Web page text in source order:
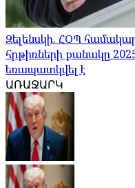
Զելենսկի. ՀՕՊ
հրթիռների քանակը
եռապատկվել է
ԱՌԱՋԱՐԿ